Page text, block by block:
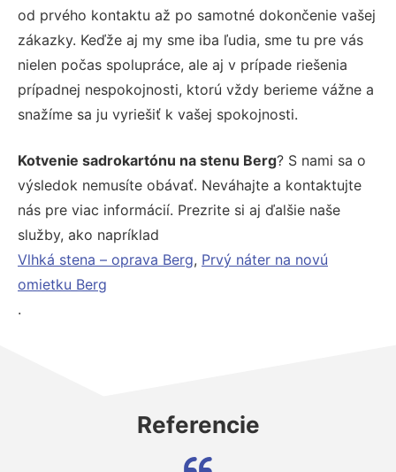
od prvého kontaktu až po samotné dokončenie vašej
zákazky. Keďže aj my sme iba ľudia, sme tu pre vás
nielen počas spolupráce, ale aj v prípade riešenia
prípadnej nespokojnosti, ktorú vždy berieme vážne a
snažíme sa ju vyriešiť k vašej spokojnosti.
Kotvenie sadrokartónu na stenu Berg? S nami sa o
výsledok nemusíte obávať. Neváhajte a kontaktujte
nás pre viac informácií. Prezrite si aj ďalšie naše
služby, ako napríklad
Vlhká stena – oprava Berg, Prvý náter na novú
omietku Berg
.
Referencie